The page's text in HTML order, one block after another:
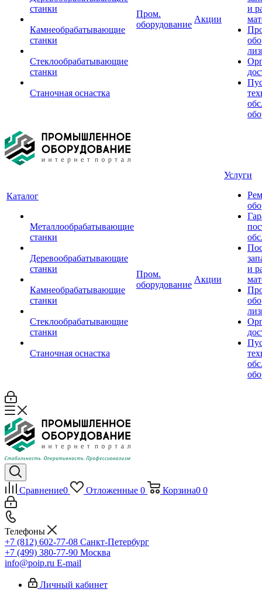
станки
Камнеобрабатывающие
станки
Стеклообрабатывающие
станки
Станочная оснастка
Пром.
оборудование
Акции
и
Каталог
Металлообрабатывающие
станки
Деревообрабатывающие
станки
Камнеобрабатывающие
станки
Стеклообрабатывающие
станки
Станочная оснастка
Пром.
оборудование
Акции
Услуги
и
Сравнение0 Отложенные 0 Корзина0 0
Телефоны
+7 (812) 602-77-08 Санкт-Петербург
+7 (499) 380-77-90 Москва
info@poip.ru E-mail
Личный кабинет